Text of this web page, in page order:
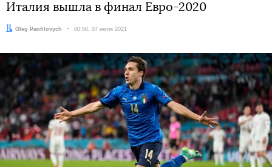
Италия вышла в финал Евро-2020
Автор:
Oleg Panfilovych Дата:
00:50, 07 июля 2021